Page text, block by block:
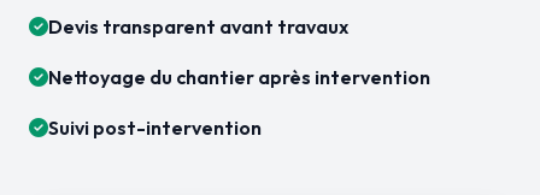
Devis transparent avant travaux
Nettoyage du chantier après intervention
Suivi post-intervention